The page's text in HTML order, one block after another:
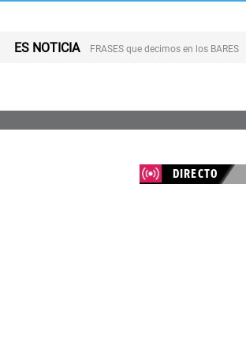
ES NOTICIA FRASES que decimos en los BARES
DIRECTO